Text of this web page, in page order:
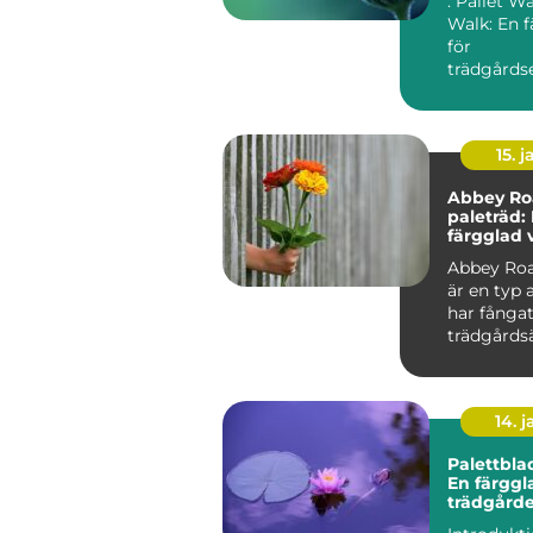
Walk: En
för
Walk
15.
Abbey
paleträd:
färgglad
Abbey
är en typ
har fångat
14.
En